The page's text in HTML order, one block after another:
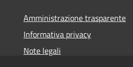
Amministrazione trasparente
Informativa privacy
Note legali